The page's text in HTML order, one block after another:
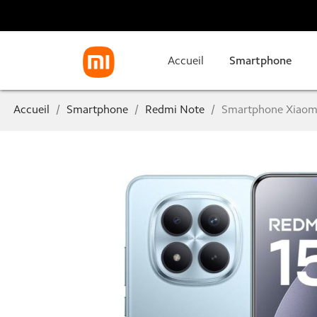
Accueil Smartphone
Accueil Smartphone Redmi Note Smartphone